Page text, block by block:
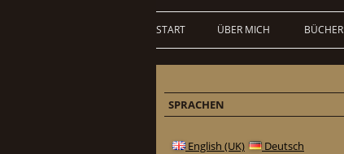
START ÜBER MICH BÜCHER
SPRACHEN
English (UK) Deutsch